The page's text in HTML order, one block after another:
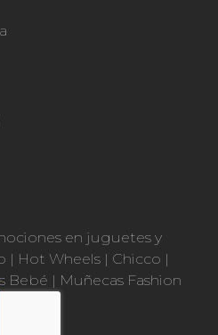
en juguetes y
| Hot Wheels | Chicco |
Bebé | Muñecas Fashion